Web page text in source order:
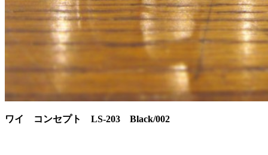
ワイ コンセプト LS-203 Black/002